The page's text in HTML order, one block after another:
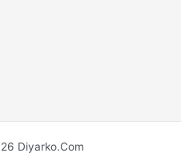
Diyarko.Com